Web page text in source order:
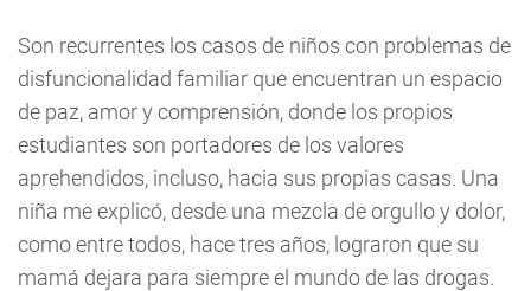
Son recurrentes los casos de niños con problemas de
disfuncionalidad familiar que encuentran un espacio
de paz, amor y comprensión, donde los propios
estudiantes son portadores de los valores
aprehendidos, incluso, hacia sus propias casas. Una
niña me explicó, desde una mezcla de orgullo y dolor,
como entre todos, hace tres años, lograron que su
mamá dejara para siempre el mundo de las drogas.